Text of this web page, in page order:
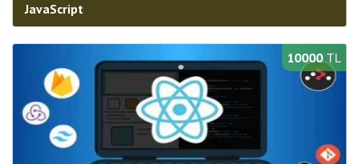
JavaScript
Kategori:Web Programlama
Bilgi Al Yeni Açılacak Gruplar
10000TL